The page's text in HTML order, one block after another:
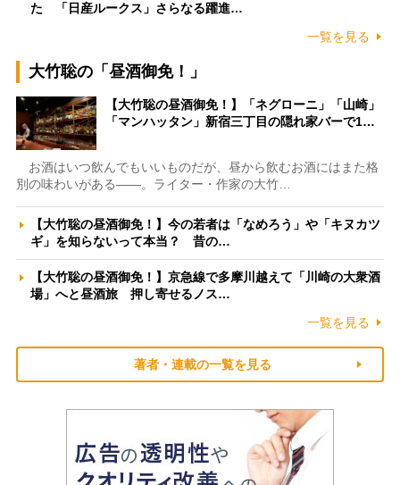
た 「日産ルークス」さらなる躍進…
一覧を見る
大竹聡の「昼酒御免！」
【大竹聡の昼酒御免！】「ネグローニ」「山崎」
「マンハッタン」新宿三丁目の隠れ家バーで1…
お酒はいつ飲んでもいいものだが、昼から飲むお酒にはまた格
別の味わいがある――。ライター・作家の大竹…
【大竹聡の昼酒御免！】今の若者は「なめろう」や「キヌカツ
ギ」を知らないって本当？ 昔の…
【大竹聡の昼酒御免！】京急線で多摩川越えて「川崎の大衆酒
場」へと昼酒旅 押し寄せるノス…
一覧を見る
著者・連載の一覧を見る